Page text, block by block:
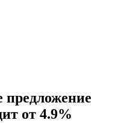
предложение
от 4.9%